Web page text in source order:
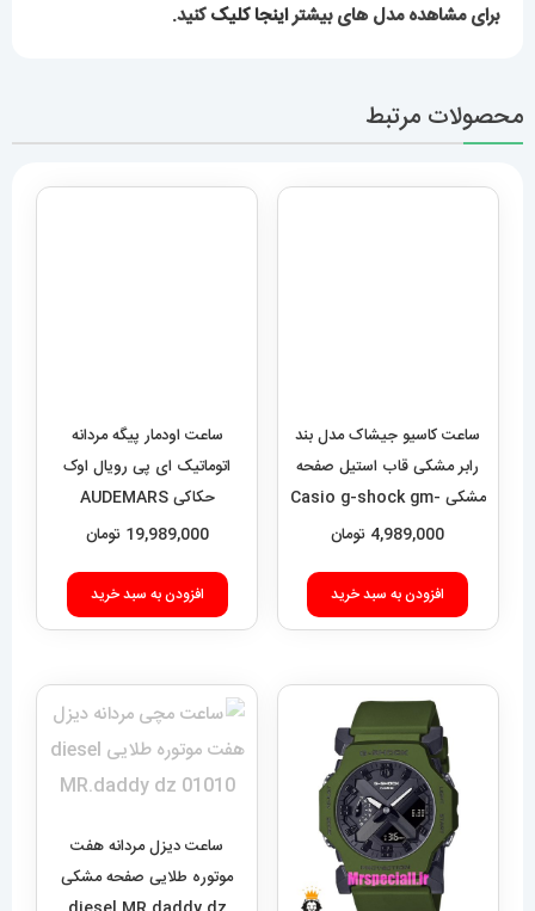
برای مشاهده مدل های بیشتراینجا کلیککنید.
محصولات مرتبط
ساعت کاسیو جیشاک مدل بند
رابر مشکی قاب استیل صفحه
مشکی Casio g-shock gm-
2100 021462
4,989,000تومان
افزودن به سبد خرید
ساعت اودمار پیگه مردانه
اتوماتیک ای پی رویال اوک
حکاکی AUDEMARS
PIGUET ROYAL Oak
020693
19,989,000تومان
افزودن به سبد خرید
ساعت دیزل مردانه هفت